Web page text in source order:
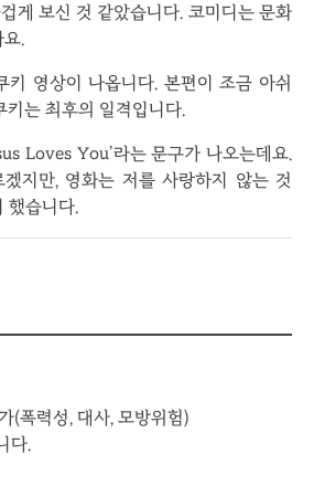
게 보신 것 같았습니다. 코미디는 문화
.
키 영상이 나옵니다. 본편이 조금 아쉬
키는 최후의 일격입니다.
Loves You’라는 문구가 나오는데요.
지만, 영화는 저를 사랑하지 않는 것
했습니다.
(폭력성, 대사, 모방위험)
다.